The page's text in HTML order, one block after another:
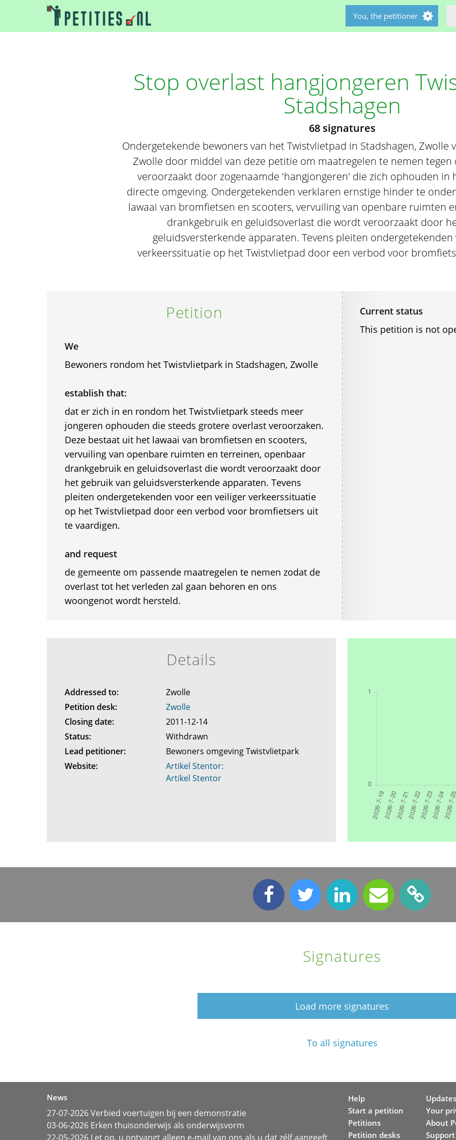
You, the petitioner
Stop overlast hangjongeren
Stadshagen
68 signatures
Ondergetekende bewoners van het Twistvlietpad in Stadshagen, Zwolle
Zwolle door middel van deze petitie om maatregelen te nemen
veroorzaakt door zogenaamde 'hangjongeren' die zich ophouden in
directe omgeving. Ondergetekenden verklaren ernstige hinder te
lawaai van bromfietsen en scooters, vervuiling van openbare ruimten
drankgebruik en geluidsoverlast die wordt veroorzaakt door
geluidsversterkende apparaten. Tevens pleiten
verkeerssituatie op het Twistvlietpad door een verbod voor
Petition
We
Bewoners rondom het Twistvlietpark in Stadshagen, Zwolle
establish that:
dat er zich in en rondom het Twistvlietpark steeds meer
jongeren ophouden die steeds grotere overlast veroorzaken.
Deze bestaat uit het lawaai van bromfietsen en scooters,
vervuiling van openbare ruimten en terreinen, openbaar
drankgebruik en geluidsoverlast die wordt veroorzaakt door
het gebruik van geluidsversterkende apparaten. Tevens
pleiten ondergetekenden voor een veiliger verkeerssituatie
op het Twistvlietpad door een verbod voor bromfietsers uit
te vaardigen.
and request
de gemeente om passende maatregelen te nemen zodat de
overlast tot het verleden zal gaan behoren en ons
woongenot wordt hersteld.
Current status
This petition is not
Details
Addressed to:
Zwolle
Petition desk:
Zwolle
Closing date:
2011-12-14
Status:
Withdrawn
Lead petitioner:
Bewoners omgeving Twistvlietpark
Website:
Artikel Stentor:
Artikel Stentor
Signatures
Load more signatures
To all signatures
News
27-07-2026 Verbied voertuigen bij een demonstratie
03-06-2026 Erken thuisonderwijs als onderwijsvorm
22-05-2026 Let op, u ontvangt alleen e-mail van ons als u dat zélf aangeeft
Help
Start a petition
Petitions
Petition desks
Updates
Your
About